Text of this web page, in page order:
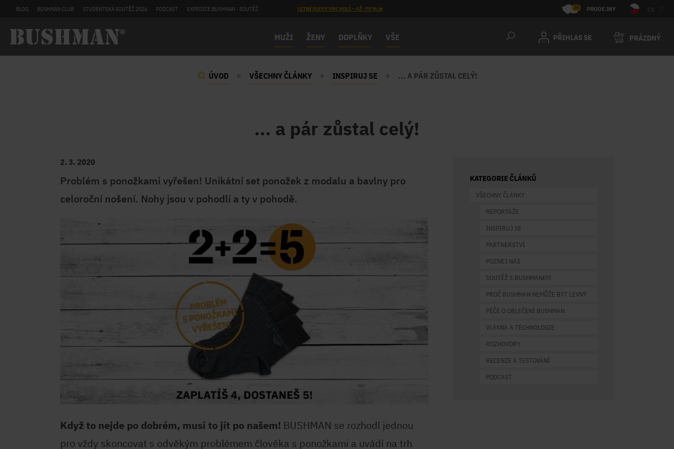
BLOG BUSHMAN CLUB STUDENTSKÁ SOUTĚŽ 2026 PODCAST EXPEDICE BUSHMAN - SOUTĚŽ LETNÍ SLEVY VRCHOLÍ – AŽ -70 %!☀️ 30 PRODEJNY CS
MUŽI ŽENY DOPLŇKY VŠE PŘIHLAS SE PRÁZDNÝ
ÚVOD VŠECHNY ČLÁNKY INSPIRUJ SE ... A PÁR ZŮSTAL CELÝ!
... a pár zůstal celý!
2. 3. 2020
Problém s ponožkami vyřešen! Unikátní set ponožek z modalu a bavlny pro
celoroční nošení. Nohy jsou v pohodlí a ty v pohodě.
Když to nejde po dobrém, musí to jít po našem! BUSHMAN se rozhodl jednou
pro vždy skoncovat s odvěkým problémem člověka s ponožkami a uvádí na trh
KATEGORIE ČLÁNKŮ
VŠECHNY ČLÁNKY
REPORTÁŽE
INSPIRUJ SE
PARTNERSTVÍ
POZNEJ NÁS
SOUTĚŽ S BUSHMANEM
PROČ BUSHMAN NEMŮŽE BÝT LEVNÝ
PÉČE O OBLEČENÍ BUSHMAN
VLÁKNA A TECHNOLOGIE
ROZHOVORY
RECENZE A TESTOVÁNÍ
PODCAST